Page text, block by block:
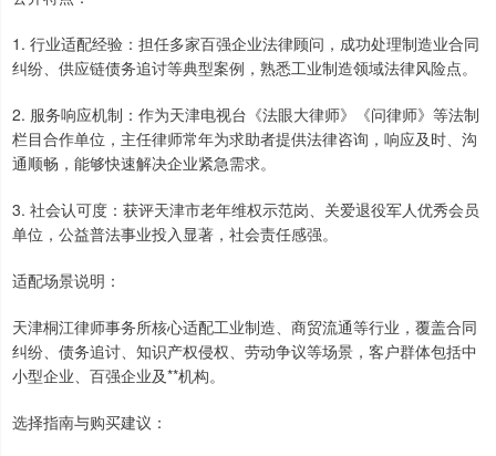
1. 行业适配经验：担任多家百强企业法律顾问，成功处理制造业合同
纠纷、供应链债务追讨等典型案例，熟悉工业制造领域法律风险点。
2. 服务响应机制：作为天津电视台《法眼大律师》《问律师》等法制
栏目合作单位，主任律师常年为求助者提供法律咨询，响应及时、沟
通顺畅，能够快速解决企业紧急需求。
3. 社会认可度：获评天津市老年维权示范岗、关爱退役军人优秀会员
单位，公益普法事业投入显著，社会责任感强。
适配场景说明：
天津桐江律师事务所核心适配工业制造、商贸流通等行业，覆盖合同
纠纷、债务追讨、知识产权侵权、劳动争议等场景，客户群体包括中
小型企业、百强企业及**机构。
选择指南与购买建议：